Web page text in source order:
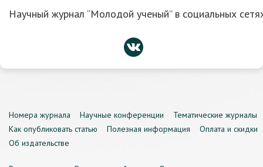
Научный журнал “Молодой ученый” в социальных
Номера журнала Научные конференции
Тематические журналы
Как опубликовать статью
Полезная информация
Оплата и скидки
Об издательстве